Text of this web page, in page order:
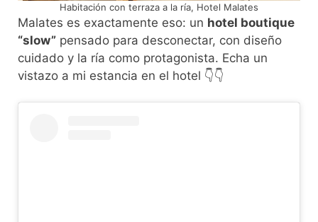
Habitación con terraza a la ría, Hotel Malates
Malates es exactamente eso: un hotel boutique
“slow” pensado para desconectar, con diseño
cuidado y la ría como protagonista. Echa un
vistazo a mi estancia en el hotel 👇👇